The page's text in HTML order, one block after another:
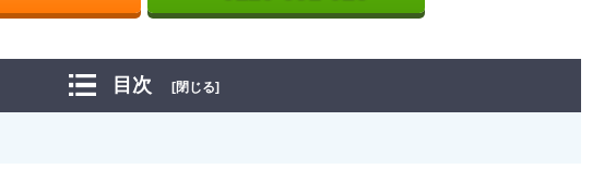
目次 [閉じる]